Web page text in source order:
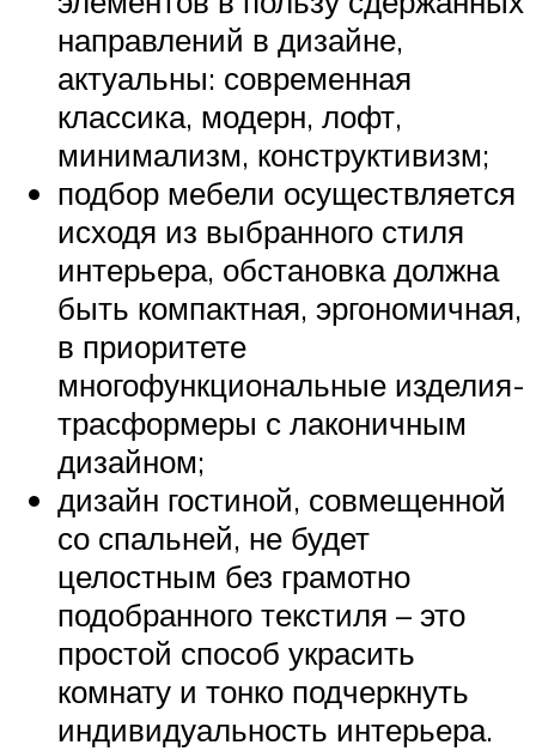
направлений в дизайне,
актуальны: современная
классика, модерн, лофт,
минимализм, конструктивизм;
подбор мебели осуществляется
исходя из выбранного стиля
интерьера, обстановка должна
быть компактная, эргономичная,
в приоритете
многофункциональные изделия-
трасформеры с лаконичным
дизайном;
дизайн гостиной, совмещенной
со спальней, не будет
целостным без грамотно
подобранного текстиля – это
простой способ украсить
комнату и тонко подчеркнуть
индивидуальность интерьера.